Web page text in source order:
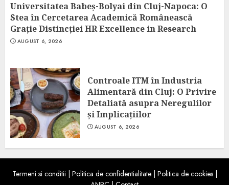
Universitatea Babeș-Bolyai din Cluj-Napoca: O
Stea în Cercetarea Academică Românească
Grație Distincției HR Excellence in Research
AUGUST 6, 2026
Controale ITM în Industria
Alimentară din Cluj: O Privire
Detaliată asupra Neregulilor
și Implicațiilor
AUGUST 6, 2026
Termeni si conditii Politica de confidentialitate| Politica de cookies|